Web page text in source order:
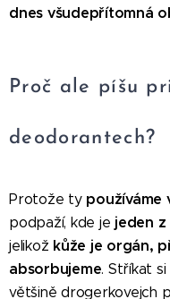
dnes všudepřítomná
Proč ale píšu
deodorantech?
Protože ty používáme
podpaží, kde je jeden
jelikož kůže je orgán,
absorbujeme. Stříkat
většině drogerkovejch